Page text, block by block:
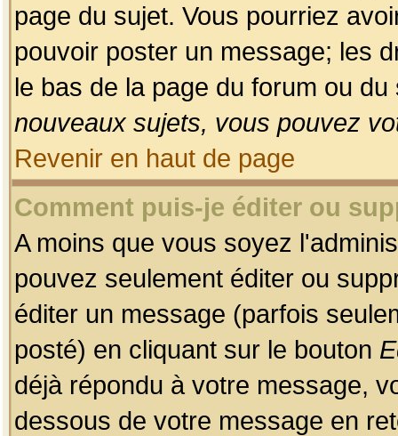
page du sujet. Vous pourriez
pouvoir poster un message; les
le bas de la page du forum ou
nouveaux sujets, vous pouvez
Revenir en haut de page
Comment puis-je éditer ou
A moins que vous soyez
pouvez seulement éditer ou
éditer un message (parfois
posté) en cliquant sur le bouton
déjà répondu à votre message,
dessous de votre message en